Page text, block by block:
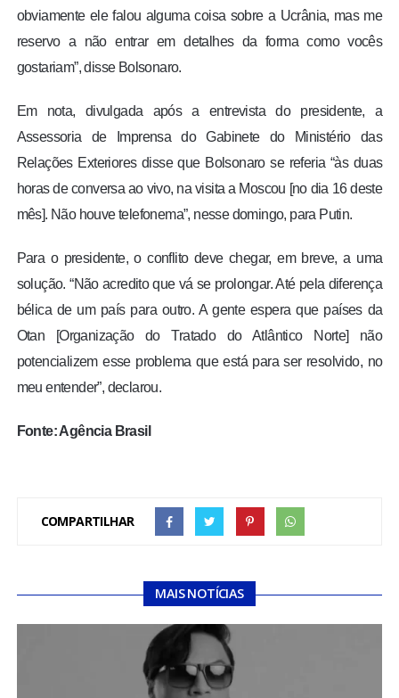
obviamente ele falou alguma coisa sobre a Ucrânia, mas me
reservo a não entrar em detalhes da forma como vocês
gostariam”, disse Bolsonaro.
Em nota, divulgada após a entrevista do presidente, a
Assessoria de Imprensa do Gabinete do Ministério das
Relações Exteriores disse que Bolsonaro se referia “às duas
horas de conversa ao vivo, na visita a Moscou [no dia 16 deste
mês]. Não houve telefonema”, nesse domingo, para Putin.
Para o presidente, o conflito deve chegar, em breve, a uma
solução. “Não acredito que vá se prolongar. Até pela diferença
bélica de um país para outro. A gente espera que países da
Otan [Organização do Tratado do Atlântico Norte] não
potencializem esse problema que está para ser resolvido, no
meu entender”, declarou.
Fonte: Agência Brasil
COMPARTILHAR
MAIS NOTÍCIAS